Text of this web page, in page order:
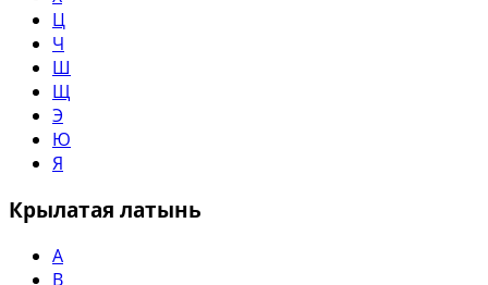
Ц
Ч
Ш
Щ
Э
Ю
Я
Крылатая латынь
A
B